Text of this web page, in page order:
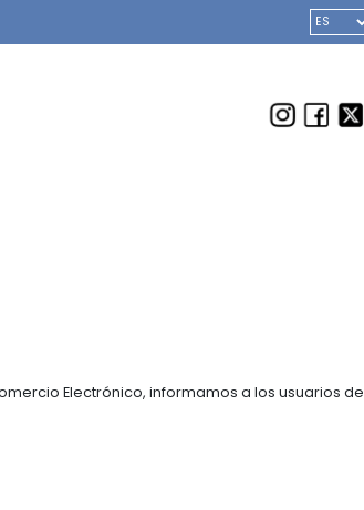
Electrónico, informamos a los usuarios de